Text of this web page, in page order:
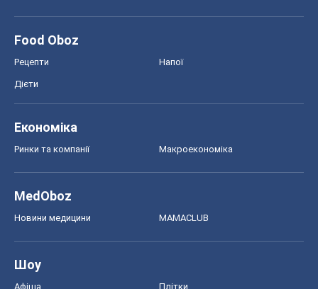
Food Oboz
Рецепти Напої
Дієти
Економіка
Ринки та компанії Макроекономіка
MedOboz
Новини медицини MAMACLUB
Шоу
Афіша Плітки